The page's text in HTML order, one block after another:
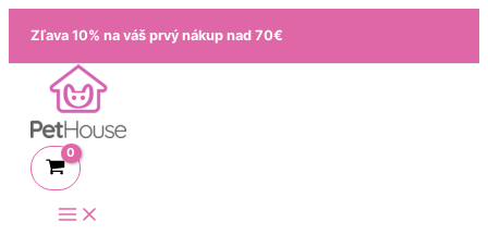
Preskočiť
obsah
Zľava 10% na váš prvý nákup nad 70€
množstvo
Huhubamboo
hračka
myš